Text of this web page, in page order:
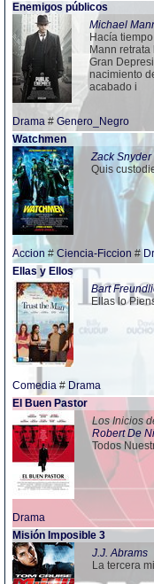
Enemigos públicos
Michael
Hacía
Mann
Gran
nacimiento
acabado i
Drama # Genero_Negro
Watchmen
Zack Snyder
Quis
Accion # Ciencia-Ficcion #
Ellas y Ellos
Bart
Ellas lo
Comedia # Drama
El Buen Pastor
Los Inicios
Robert De
Todos
Drama
Misión Imposible 3
J.J. Abrams
La tercera